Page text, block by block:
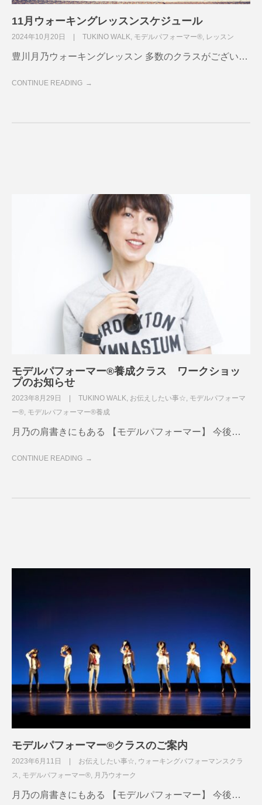
11月ウォーキングレッスンスケジュール
2024年10月20日 TUKINO WALK, モデルパフォーマー®, レッスン
豊川月乃ウォーキングレッスン 多数のクラスがござい…
CONTINUE READING
モデルパフォーマー®養成クラス ワークショッ
プのお知らせ
2023年8月29日 TUKINO WALK お伝えしたい事☆ モデルパフォーマ
ー® モデルパフォーマー®養成
月乃の肩書きにもある 【モデルパフォーマー】 今後…
CONTINUE READING
モデルパフォーマー®︎クラスのご案内
2023年6月11日 お伝えしたい事☆ ウォーキングパフォーマンスクラ
ス
モデルパフォーマー® 月乃ウオーク
月乃の肩書きにもある 【モデルパフォーマー】 今後…